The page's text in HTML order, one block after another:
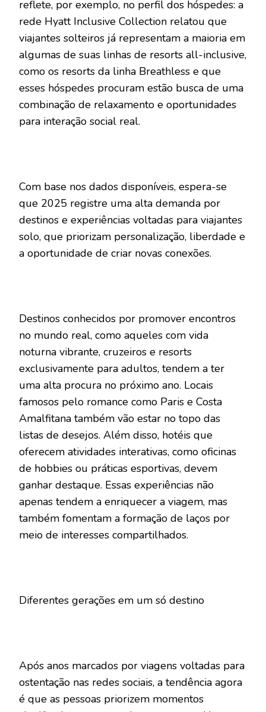
reflete, por exemplo, no perfil dos hóspedes: a
rede Hyatt Inclusive Collection relatou que
viajantes solteiros já representam a maioria em
algumas de suas linhas de resorts all-inclusive,
como os resorts da linha Breathless e que
esses hóspedes procuram estão busca de uma
combinação de relaxamento e oportunidades
para interação social real.
Com base nos dados disponíveis, espera-se
que 2025 registre uma alta demanda por
destinos e experiências voltadas para viajantes
solo, que priorizam personalização, liberdade e
a oportunidade de criar novas conexões.
Destinos conhecidos por promover encontros
no mundo real, como aqueles com vida
noturna vibrante, cruzeiros e resorts
exclusivamente para adultos, tendem a ter
uma alta procura no próximo ano. Locais
famosos pelo romance como Paris e Costa
Amalfitana também vão estar no topo das
listas de desejos. Além disso, hotéis que
oferecem atividades interativas, como oficinas
de hobbies ou práticas esportivas, devem
ganhar destaque. Essas experiências não
apenas tendem a enriquecer a viagem, mas
também fomentam a formação de laços por
meio de interesses compartilhados.
Diferentes gerações em um só destino
Após anos marcados por viagens voltadas para
ostentação nas redes sociais, a tendência agora
é que as pessoas priorizem momentos